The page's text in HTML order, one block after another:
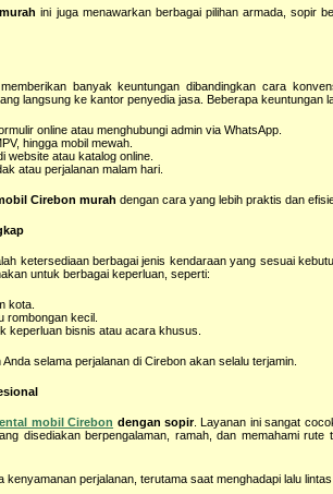
murah ini juga menawarkan berbagai pilihan armada, sopir
memberikan banyak keuntungan dibandingkan cara
langsung ke kantor penyedia jasa. Beberapa keuntungan
online atau menghubungi admin via WhatsApp.
hingga mobil mewah.
website atau katalog online.
atau perjalanan malam hari.
Cirebon murah dengan cara yang lebih praktis dan
ketersediaan berbagai jenis kendaraan yang sesuai
untuk berbagai keperluan, seperti:
kota.
rombongan kecil.
keperluan bisnis atau acara khusus.
selama perjalanan di Cirebon akan selalu terjamin.
mobil Cirebon dengan sopir. Layanan ini sangat
disediakan berpengalaman, ramah, dan memahami
perjalanan, terutama saat menghadapi lalu